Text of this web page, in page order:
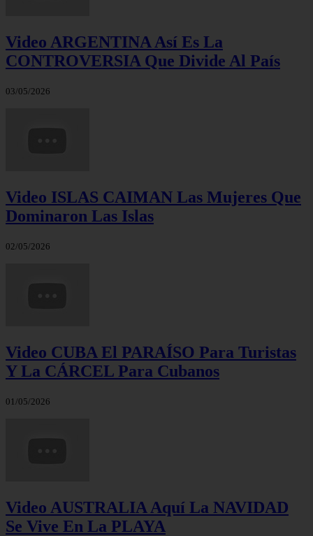
Video ARGENTINA Así Es La
CONTROVERSIA Que Divide Al País
03/05/2026
Video ISLAS CAIMAN Las Mujeres Que
Dominaron Las Islas
02/05/2026
Video CUBA El PARAÍSO Para Turistas
Y La CÁRCEL Para Cubanos
01/05/2026
Video AUSTRALIA Aquí La NAVIDAD
Se Vive En La PLAYA